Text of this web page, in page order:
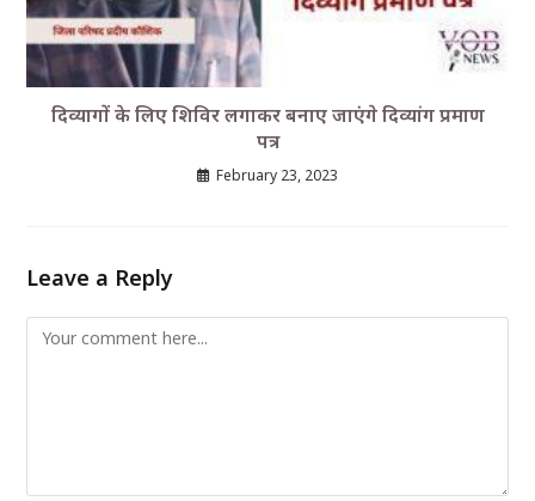
दिव्यागों के लिए शिविर लगाकर बनाए जाएंगे दिव्यांग प्रमाण
पत्र
February 23, 2023
Leave a Reply